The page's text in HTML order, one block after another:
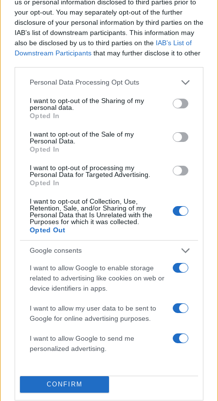
us or personal information disclosed to third parties prior to
your opt-out. You may separately opt-out of the further
disclosure of your personal information by third parties on the
IAB’s list of downstream participants. This information may
also be disclosed by us to third parties on the IAB’s List of
Downstream Participants that may further disclose it to other
Please note that this website/app uses one or more Google
not limited to your visit or usage behaviour. You may click to
grant or deny consent to Google and its third-party tags to
use your data for below specified purposes in below Google
consent section.
Personal Data Processing Opt Outs
I want to opt-out of the Sharing of my
personal data.
Opted In
I want to opt-out of the Sale of my
Personal Data.
Opted In
I want to opt-out of processing my
Personal Data for Targeted Advertising.
Opted In
I want to opt-out of Collection, Use,
Retention, Sale, and/or Sharing of my
Personal Data that Is Unrelated with the
Purposes for which it was collected.
Opted Out
Google consents
I want to allow Google to enable storage
related to advertising like cookies on web or
device identifiers in apps.
I want to allow my user data to be sent to
Google for online advertising purposes.
I want to allow Google to send me
personalized advertising.
CONFIRM
06.08.2026
Γιώργος Παράσχος: Ξανά στο νοσοκομείο ο
ηθοποιός – Η γενναία μάχη με τον καρκίνο
06.08.2026
Καλομοίρα – Γιώργος Μπούσαλης: Η